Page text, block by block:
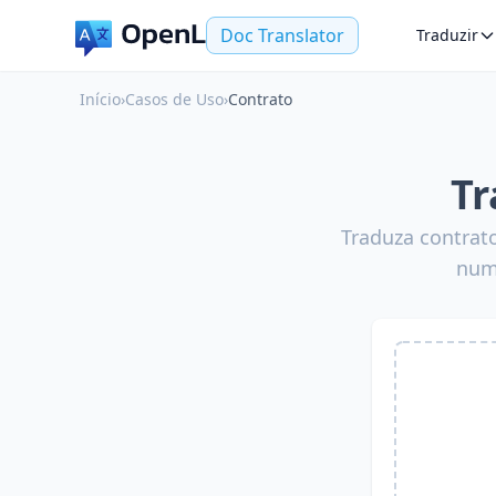
Doc Translator Traduzir
Início›Casos de Uso›Contrato
Traduza